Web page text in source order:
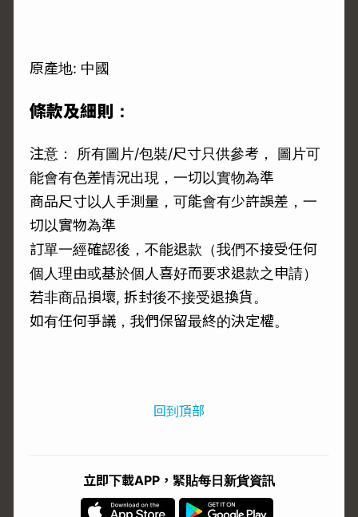
原產地: 中國
條款及細則：
注意： 所有圖片/包裝/尺寸只供參考， 圖片可
能會有色差情況出現，一切以實物為準
商品尺寸以人手測量，可能會有少許誤差，一
切以實物為準
訂單一經確認後，不能退款（我們不接受任何
個人理由或基於個人喜好而要求退款之申請）
若非商品損壞, 拆封後不接受退換貨。
如有任何爭議，我們保留最終的決定權。
回到頂部
立即下載APP，緊貼每日新貨資訊